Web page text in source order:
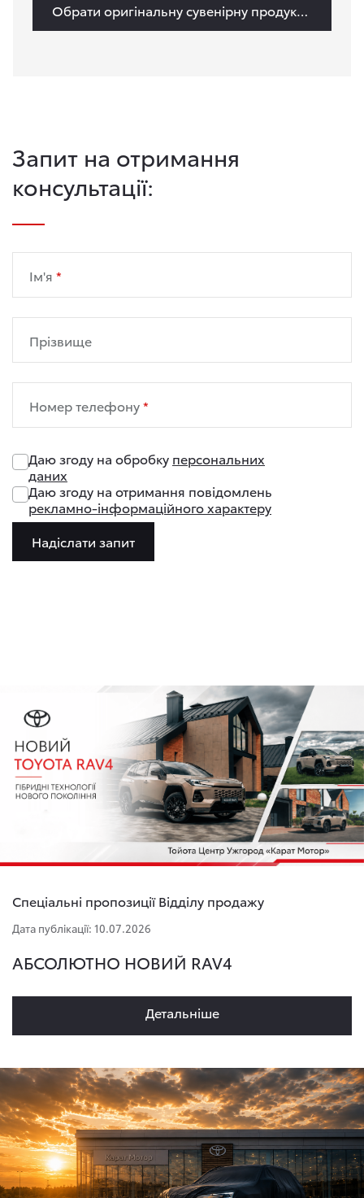
Обрати оригінальну сувенірну продукцію Toyota
Запит на отримання
консультації:
Ім'я
Прізвище
Номер телефону
Даю згоду на обробку персональних
даних
Даю згоду на отримання повідомлень
рекламно-інформаційного характеру
Надіслати запит
Спеціальні пропозиції Відділу продажу
Дата публікації: 10.07.2026
АБСОЛЮТНО НОВИЙ RAV4
Детальнiше